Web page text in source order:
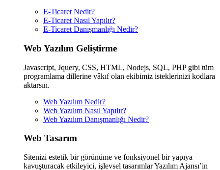
E-Ticaret Nedir?
E-Ticaret Nasıl Yapılır?
E-Ticaret Danışmanlığı Nedir?
Web Yazılım Geliştirme
Javascript, Jquery, CSS, HTML, Nodejs, SQL, PHP gibi tüm
programlama dillerine vâkıf olan ekibimiz isteklerinizi kodlara
aktarsın.
Web Yazılım Nedir?
Web Yazılım Nasıl Yapılır?
Web Yazılım Danışmanlığı Nedir?
Web Tasarım
Sitenizi estetik bir görünüme ve fonksiyonel bir yapıya
kavuşturacak etkileyici, işlevsel tasarımlar Yazılım Ajansı’in